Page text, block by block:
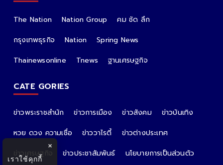
The Nation Nation Group
คม ชัด ลึก
กรุงเทพธุรกิจ
Nation
Spring News
Thainewsonline
Tnews ฐานเศรษฐกิจ
CATE GORIES
ข่าวพระราชสำนัก ข่าวการเมือง ข่าวสังคม
ข่าวบันเทิง
หวย ดวง ความเชื่อ
ข่าววาไรตี้
ข่าวต่างประเทศ
ข่าวเศรษฐกิจ
ข่าวประชาสัมพันธ์ นโยบายการเป็นส่วนตัว
×
เราใช้คุกกี้